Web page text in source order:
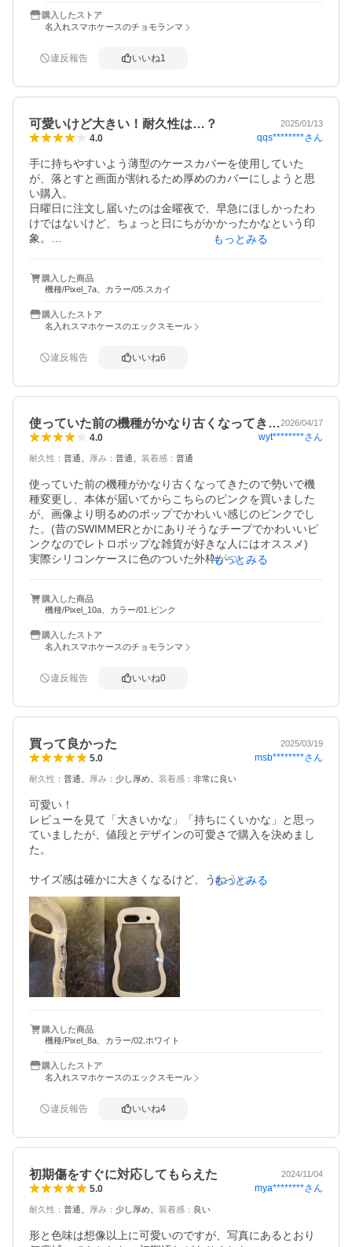
かな？という感じです。まだ試してないのでわかりません
が…アクキー挟むためのフィルムも有料オプションであっ
購入したストア
名入れスマホケースのチョモランマ
違反報告 いいね1
可愛いけど大きい！耐久性は…？ 2025/01/13
4.0 qqs********さん
手に持ちやすいよう薄型のケースカバーを使用していた
が、落とすと画面が割れるため厚めのカバーにしようと思
い購入。
日曜日に注文し届いたのは金曜夜で、早急にほしかったわ
けではないけど、ちょっと日にちがかかったかなという印
象。
いいっぱいで片手で操作しにくくなった…
横のボタンや充電口は問題なく使用可能。
個人的には横のボタンがなみなみのカーブのところにある
のでボタンの位置がわかりにくくなったなーっていうのが
落としたりぶつけた記憶もないが、使用2日目にクリアケー
耐久性がちょっと心配なので☆−1で。
もっとみる
購入した商品
機種/Pixel_7a、カラー/05.スカイ
購入したストア
名入れスマホケースのエックスモール
違反報告 いいね6
使っていた前の機種がかなり古くなってき…2026/04/17
4.0 wyt********さん
耐久性 ： 普通 厚み ： 普通 装着感 ： 普通
使っていた前の機種がかなり古くなってきたので勢いで機
種変更し、本体が届いてからこちらのピンクを買いました
が、画像より明るめのポップでかわいい感じのピンクでし
た。(昔のSWIMMERとかにありそうなチープでかわいいピ
ンクなのでレトロポップな雑貨が好きな人にはオススメ)
実際シリコンケースに色のついた外枠がついている感じ
えるなら気分で買うのもアリかな？と思います。
ちなみに自分はケースの中に小さめのステッカーを1枚挟ん
でいますが、気付かぬうちに下にずれていってしまうの
で、やや隙間があるのかもしれません。
もっとみる
購入した商品
機種/Pixel_10a、カラー/01.ピンク
購入したストア
名入れスマホケースのチョモランマ
違反報告 いいね0
買って良かった 2025/03/19
5.0 msb********さん
耐久性 ： 普通 厚み ： 少し厚め 装着感 ： 非常に良い
可愛い！
レビューを見て「大きいかな」「持ちにくいかな」と思っ
ていましたが、値段とデザインの可愛さで購入を決めまし
た。
サイズ感は確かに大きくなるけど、うねうねのおかげで意
外と持ちやすかったです。
外側のプラの部分も意外と滑らないので私的には問題なし
でした。
ただ、カラーのプラ部分は落としたら割れやすそう、簡単
に傷になりそうな気がします…。
透明ケースはけっこうしっかりした素材でした。
電源ボタンと音量ボタンの部分は透明のケース側に出っ張
ホントにピッタリなので、脱着の際には少し力が必要でし
た。
側面にストラップ穴あり。
もっとみる
購入した商品
機種/Pixel_8a、カラー/02.ホワイト
購入したストア
名入れスマホケースのエックスモール
違反報告 いいね4
初期傷をすぐに対応してもらえた 2024/11/04
5.0 mya********さん
耐久性 ： 普通 厚み ： 少し厚め 装着感 ： 良い
形と色味は想像以上に可愛いのですが、写真にあるとおり